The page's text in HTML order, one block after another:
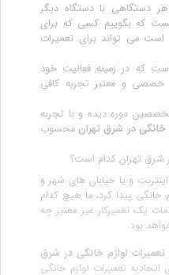
دستگاهی با دستگاه دیگر
که بگوییم کسی که برای
است می تواند برای تعمیرات
که در زمینه فعالیت خود
خصصی و معتبر تجربه کافی
دوره دیده و با تجربه
خانگی در شرق تهران محسوب
شرق تهران کدام است؟
و یا خیابان های شهر و
خانگی پیدا کرد، ما هیچ کدام
یک تعمیرکار غیر معتبر چه
بود.
تعمیرات لوازم خانگی در شرق
اتحادیه تعمیرات لوازم خانگی